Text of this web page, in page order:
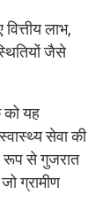
लाभ,
जैसे
को यह
सेवा की
रूप से गुजरात
ग्रामीण